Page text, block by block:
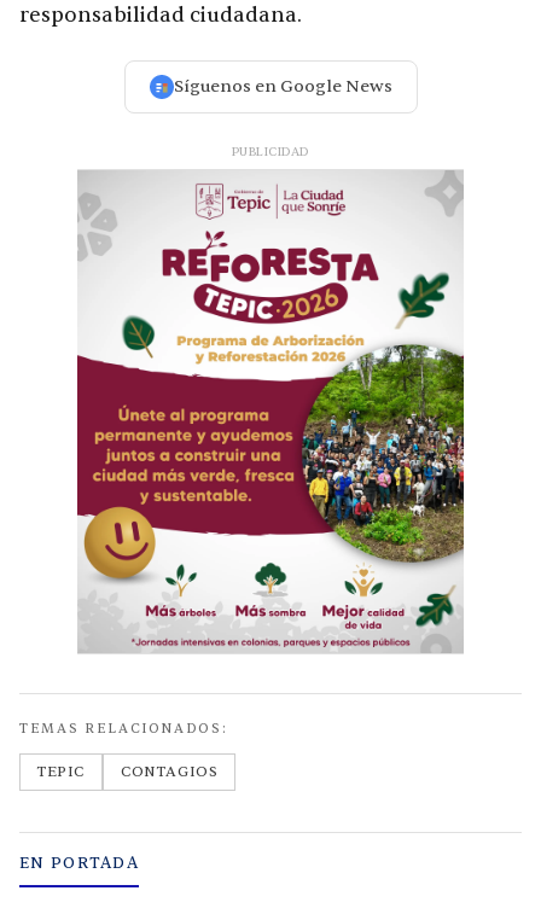
responsabilidad ciudadana.
Síguenos en Google News
PUBLICIDAD
TEMAS RELACIONADOS:
TEPIC CONTAGIOS
EN PORTADA